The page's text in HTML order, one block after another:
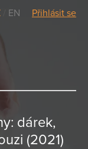
EN Přihlásit se
dárek,
(2021)